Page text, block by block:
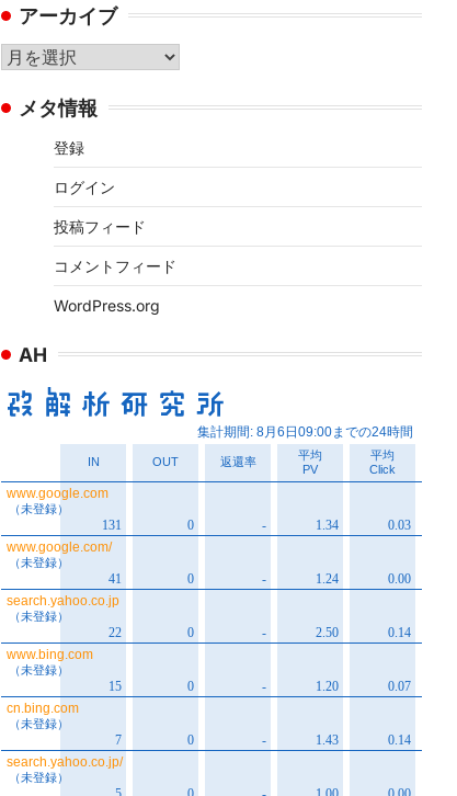
ゴ
リ
ー
アーカイブ
ア
カ メタ情報
登録
ログイン
投稿フィード
コメントフィード
WordPress.org
AH